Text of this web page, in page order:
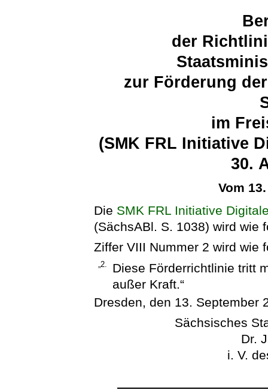
der
zur Förderung
im
(SMK FRL Initiative
30.
Vom
Die SMK FRL Initiative
(SächsABl. S. 1038) wird wie
Ziffer VIII Nummer 2 wird wie
„2.
Diese Förderrichtlinie tritt
außer Kraft.“
Dresden, den 13. September
Sächsisches
Dr.
i. V.